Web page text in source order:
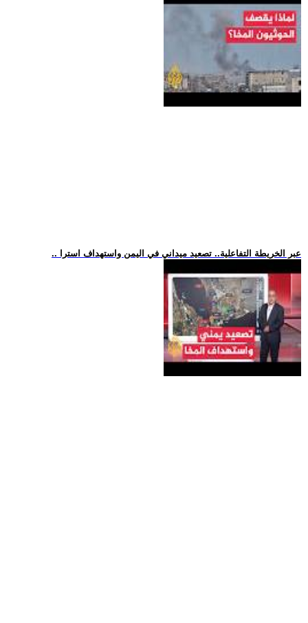
.. عبر الخريطة التفاعلية.. تصعيد ميداني في اليمن واستهداف استرا